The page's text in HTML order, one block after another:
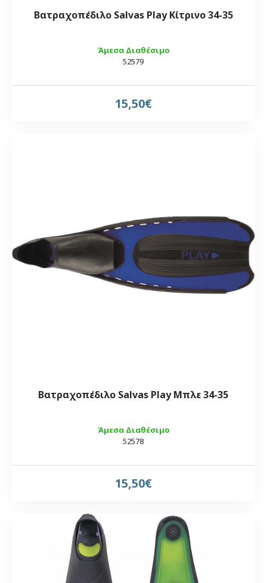
Άμεσα Διαθέσιμο
52579
Βατραχοπέδιλο Salvas Play Κίτρινο 34-35
15,50€
Άμεσα Διαθέσιμο
52578
Βατραχοπέδιλο Salvas Play Μπλε 34-35
15,50€